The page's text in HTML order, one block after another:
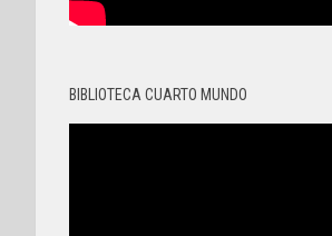
BIBLIOTECA CUARTO MUNDO